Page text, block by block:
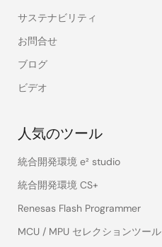
サステナビリティ
お問合せ
ブログ
ビデオ
人気のツール
統合開発環境 e² studio
統合開発環境 CS+
Renesas Flash Programmer
MCU / MPU セレクションツール